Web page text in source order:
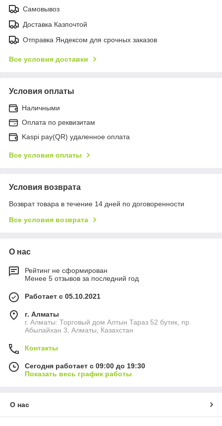
Самовывоз
Доставка Казпочтой
Отправка Яндексом для срочных заказов
Все условия доставки
Условия оплаты
Наличными
Оплата по реквизитам
Kaspi pay(QR) удаленное оплата
Все условия оплаты
Условия возврата
Возврат товара в течение 14 дней по договоренности
Все условия возврата
О нас
Рейтинг не сформирован
Менее 5 отзывов за последний год
Работает с 05.10.2021
г. Алматы
г. Алматы: Торговый дом Алтын Тараз 52 бутик, пр.
Абылайхан 3, Алматы, Казахстан
Контакты
Сегодня работает с 09:00 до 19:30
Показать весь график работы
О нас